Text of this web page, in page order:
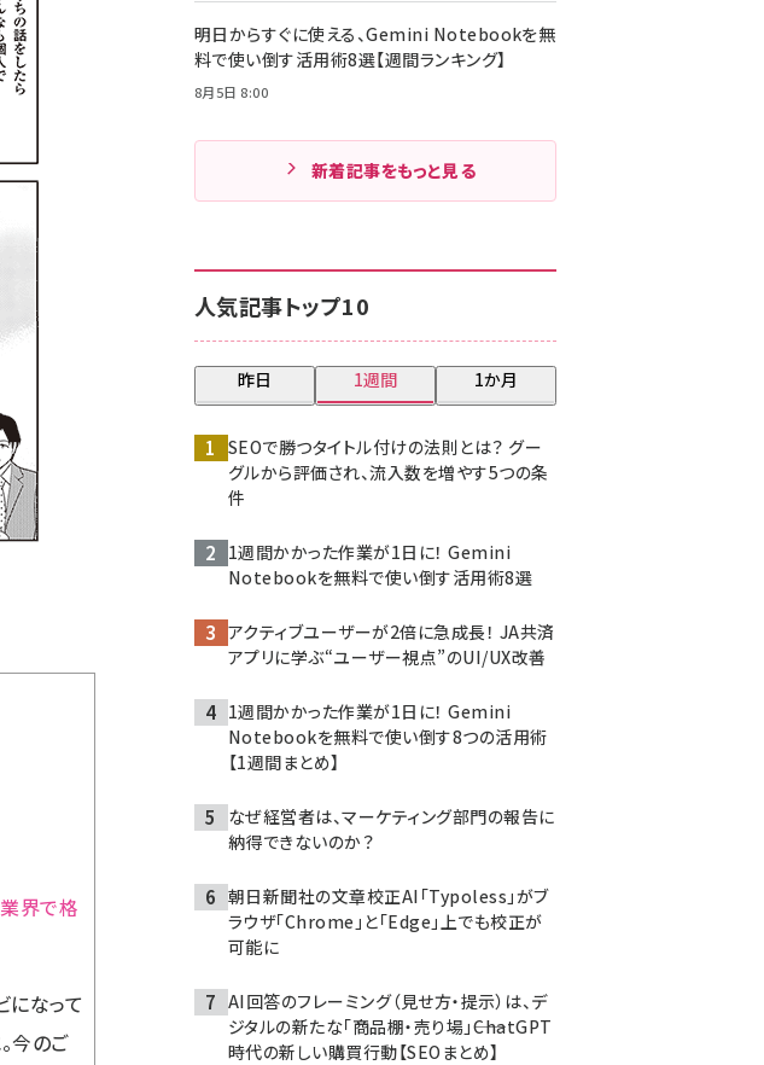
界で格
になって
今のご
明日からすぐに使える、Gemini Notebookを無
料で使い倒す活用術8選【週間ランキング】
8月5日 8:00
新着記事をもっと見る
人気記事トップ10
昨日 1週間 1か月
SEOで勝つタイトル付けの法則とは？ グー
グルから評価され、流入数を増やす5つの条
件
1週間かかった作業が1日に！ Gemini
Notebookを無料で使い倒す活用術8選
アクティブユーザーが2倍に急成長！ JA共済
アプリに学ぶ“ユーザー視点”のUI/UX改善
1週間かかった作業が1日に！ Gemini
Notebookを無料で使い倒す8つの活用術
【1週間まとめ】
なぜ経営者は、マーケティング部門の報告に
納得できないのか？
朝日新聞社の文章校正AI「Typoless」がブ
ラウザ「Chrome」と「Edge」上でも校正が
可能に
AI回答のフレーミング（見せ方・提示）は、デ
ジタルの新たな「商品棚・売り場」――ChatGPT
時代の新しい購買行動【SEOまとめ】